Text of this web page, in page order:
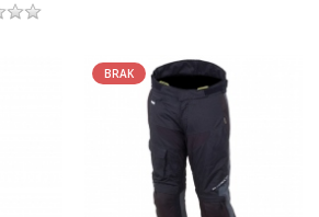
BRAK